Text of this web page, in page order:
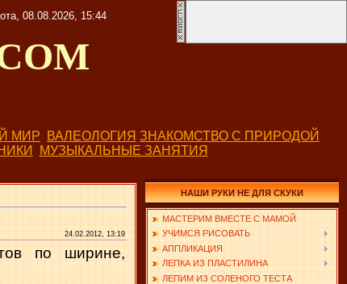
08.08.2026, 15:44
МИР ВАЛЕОЛОГИЯ ЗНАКОМСТВО С ПРИРОДОЙ
МУЗЫКАЛЬНЫЕ ЗАНЯТИЯ
24.02.2012, 13:19
по ширине,
НАШИ РУКИ НЕ ДЛЯ СКУКИ
МАСТЕРИМ ВМЕСТЕ С МАМОЙ
УЧИМСЯ РИСОВАТЬ
АППЛИКАЦИЯ
ЛЕПКА ИЗ ПЛАСТИЛИНА
ЛЕПИМ ИЗ СОЛЕНОГО ТЕСТА